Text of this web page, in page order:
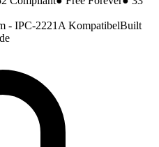
- IPC-2221A KompatibelBuilt